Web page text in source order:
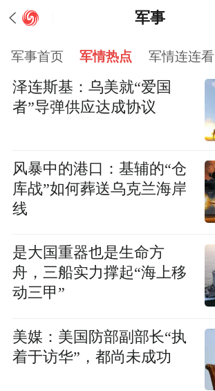
军事
军事首页 军情热点 军情连连看
泽连斯基：乌美就“爱国
者”导弹供应达成协议
风暴中的港口：基辅的“仓
库战”如何葬送乌克兰海岸
线
是大国重器也是生命方
舟，三船实力撑起“海上移
动三甲”
美媒：美国防部副部长“执
着于访华”，都尚未成功